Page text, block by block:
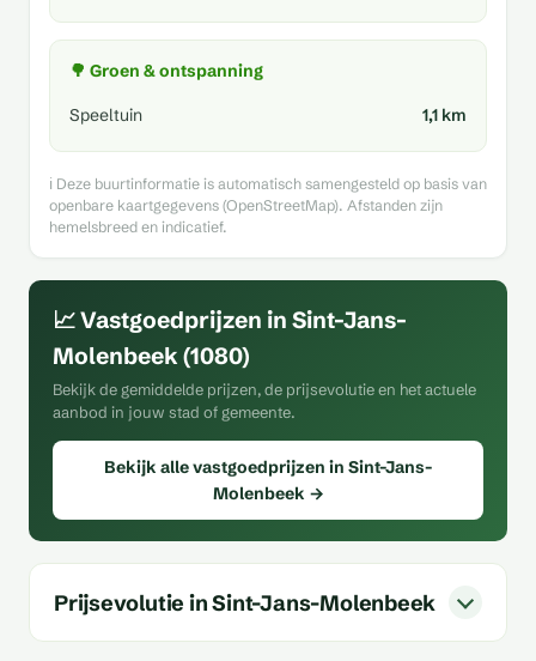
🌳 Groen & ontspanning
Speeltuin 1,1 km
ℹ️ Deze buurtinformatie is automatisch samengesteld op basis van
openbare kaartgegevens (OpenStreetMap). Afstanden zijn
hemelsbreed en indicatief.
📈 Vastgoedprijzen in Sint-Jans-
Molenbeek (1080)
Bekijk de gemiddelde prijzen, de prijsevolutie en het actuele
aanbod in jouw stad of gemeente.
Bekijk alle vastgoedprijzen in Sint-Jans-
Molenbeek →
Prijsevolutie in Sint-Jans-Molenbeek